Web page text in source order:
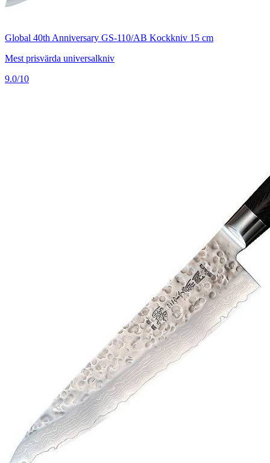
Global 40th Anniversary GS-110/AB Kockkniv 15 cm
Mest prisvärda universalkniv
9.0/10